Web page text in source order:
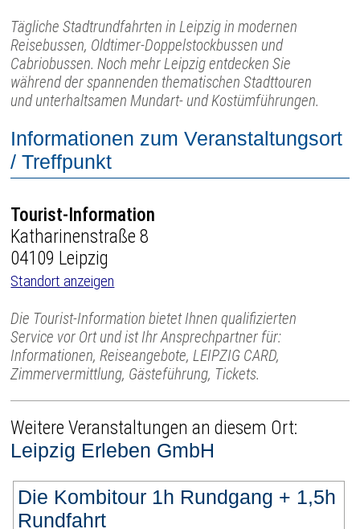
Tägliche Stadtrundfahrten in Leipzig in modernen
Reisebussen, Oldtimer-Doppelstockbussen und
Cabriobussen. Noch mehr Leipzig entdecken Sie
während der spannenden thematischen Stadttouren
und unterhaltsamen Mundart- und Kostümführungen.
Informationen zum Veranstaltungsort
/ Treffpunkt
Tourist-Information
Katharinenstraße 8
04109 Leipzig
Standort anzeigen
Die Tourist-Information bietet Ihnen qualifizierten
Service vor Ort und ist Ihr Ansprechpartner für:
Informationen, Reiseangebote, LEIPZIG CARD,
Zimmervermittlung, Gästeführung, Tickets.
Weitere Veranstaltungen an diesem Ort:
Leipzig Erleben GmbH
Die Kombitour 1h Rundgang + 1,5h
Rundfahrt